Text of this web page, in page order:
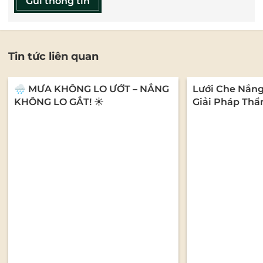
Tin tức liên quan
🌧️ MƯA KHÔNG LO ƯỚT – NẮNG
KHÔNG LO GẮT! ☀️
Lưới Che
Giải Pháp